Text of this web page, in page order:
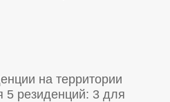
на территории
5 резиденций: 3 для